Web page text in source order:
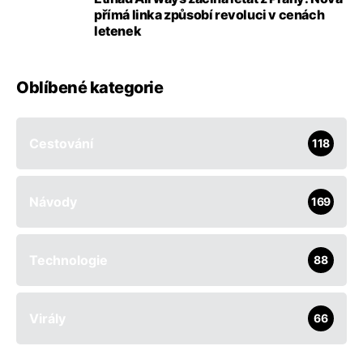
přímá linka způsobí revoluci v cenách
letenek
Oblíbené kategorie
Cestování 118
Návody 169
Technologie 88
Virály 66